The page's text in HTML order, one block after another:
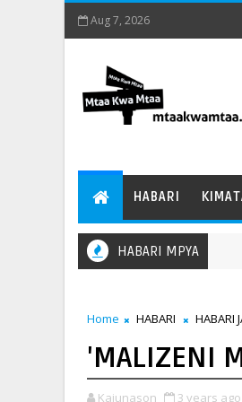
Aug 7, 2026
HABARI
HABARI MPYA
Home HABARI HABARI
'MALIZENI
Kajunason 3 years ago